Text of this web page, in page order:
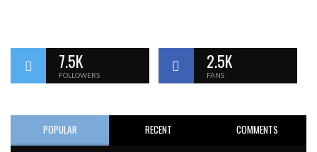
7.5K
FOLLOWERS
2.5K
FANS
POPULAR RECENT COMMENTS